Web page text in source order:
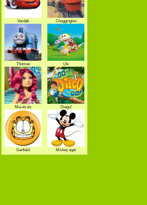
Verdák Chuggington
Thomas Uki
Mia és én Diego!
Garfield Mickey egér